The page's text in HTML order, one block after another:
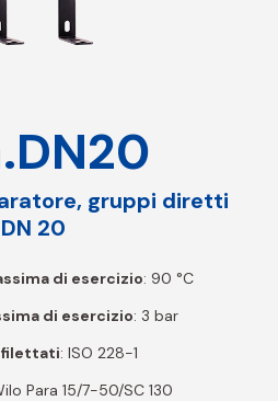
gruppi diretti
DN 20
di esercizio: 90 °C
di esercizio: 3 bar
: ISO 228-1
Para 15/7-50/SC 130